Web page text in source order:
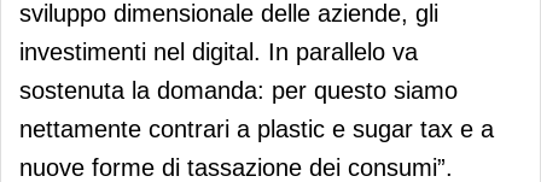
sviluppo dimensionale delle aziende, gli
investimenti nel digital. In parallelo va
sostenuta la domanda: per questo siamo
nettamente contrari a plastic e sugar tax e a
nuove forme di tassazione dei consumi”.